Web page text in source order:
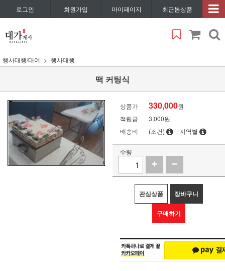
로그인 회원가입 마이페이지 최근본상품
행사대행/대여 행사대행
떡 커팅식
상품가 330,000원
적립금
3,000원
배송비
(조건) 지역별
수량
관심상품 장바구니
구매하기